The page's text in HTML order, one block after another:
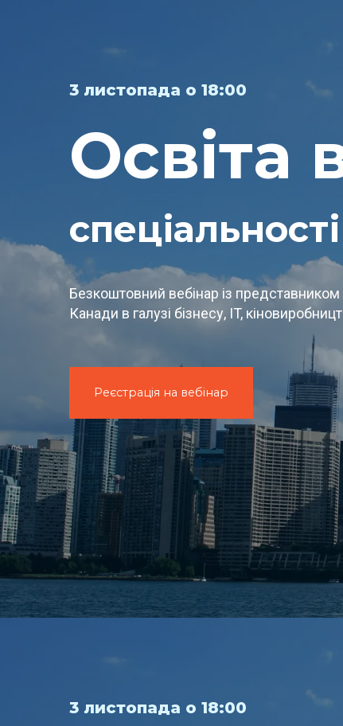
3 листопада о 18:00
Освіта
Безкоштовний вебінар із
Канади в галузі бізнесу, IT,
Реєстрація на вебінар
3 листопада о 18:00